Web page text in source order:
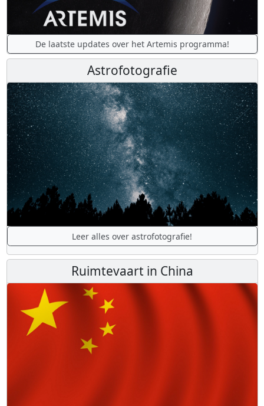
De laatste updates over het Artemis programma!
Astrofotografie
Leer alles over astrofotografie!
Ruimtevaart in China